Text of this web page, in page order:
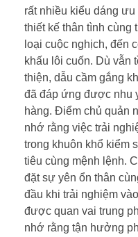
rất nhiều kiểu dáng
thiết kế thân tình cùng
loại cuộc nghịch, đến
khấu lôi cuốn. Dù vẫn
thiện, dẫu cầm gắng
đã đáp ứng được nhu
hàng. Điểm chủ quản
nhớ rằng việc trải
trong khuôn khổ kiểm
tiêu cùng mệnh lệnh.
đặt sự yên ổn thân
đầu khi trải nghiệm
được quan vai trung
nhớ rằng tận hưởng